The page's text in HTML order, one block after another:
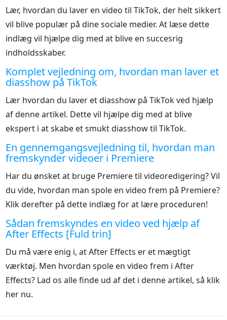
Lær, hvordan du laver en video til TikTok, der helt sikkert
vil blive populær på dine sociale medier. At læse dette
indlæg vil hjælpe dig med at blive en succesrig
indholdsskaber.
Komplet vejledning om, hvordan man laver et
diasshow på TikTok
Lær hvordan du laver et diasshow på TikTok ved hjælp
af denne artikel. Dette vil hjælpe dig med at blive
ekspert i at skabe et smukt diasshow til TikTok.
En gennemgangsvejledning til, hvordan man
fremskynder videoer i Premiere
Har du ønsket at bruge Premiere til videoredigering? Vil
du vide, hvordan man spole en video frem på Premiere?
Klik derefter på dette indlæg for at lære proceduren!
Sådan fremskyndes en video ved hjælp af
After Effects [Fuld trin]
Du må være enig i, at After Effects er et mægtigt
værktøj. Men hvordan spole en video frem i After
Effects? Lad os alle finde ud af det i denne artikel, så klik
her nu.